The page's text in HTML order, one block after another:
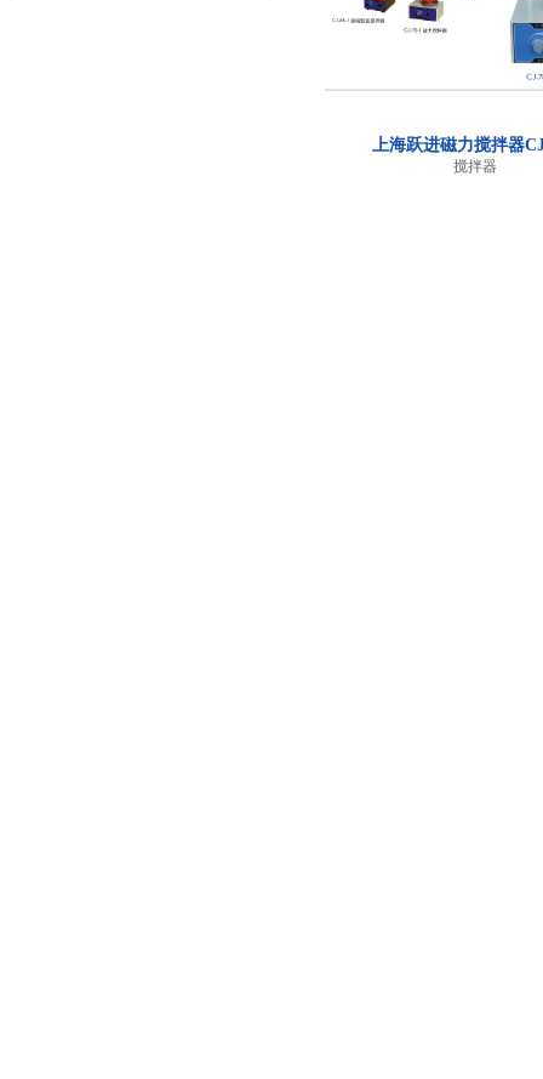
上海跃进磁力搅拌器
搅拌器